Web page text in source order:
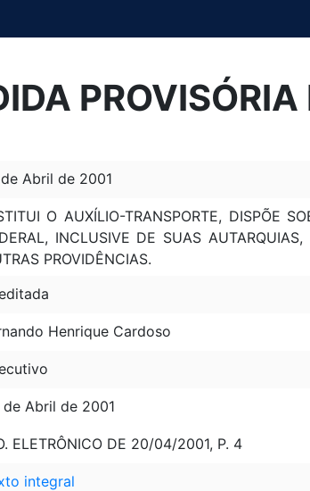
Abril de 2001
O AUXÍLIO-TRANSPORTE, DISPÕE
INCLUSIVE DE SUAS
PROVIDÊNCIAS.
Henrique Cardoso
de Abril de 2001
ELETRÔNICO DE 20/04/2001, P. 4
integral